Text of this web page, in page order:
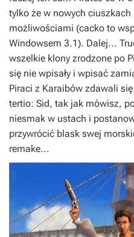
tylko że w nowych ciuszkach
możliwościami (cacko to
Windowsem 3.1). Dalej...
wszelkie klony zrodzone po
się nie wpisały i wpisać
Piraci z Karaibów zdawali
tertio: Sid, tak jak mówisz,
niesmak w ustach i
przywrócić blask swej
remake...